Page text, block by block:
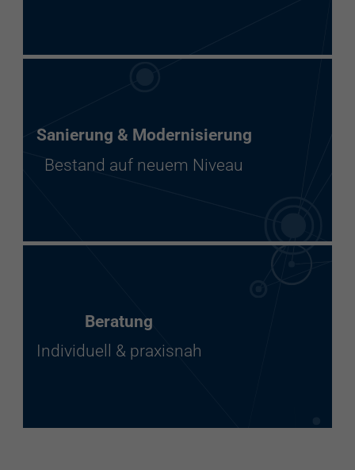
Sanierung & Modernisierung
Bestand auf neuem Niveau
Beratung
Individuell & praxisnah